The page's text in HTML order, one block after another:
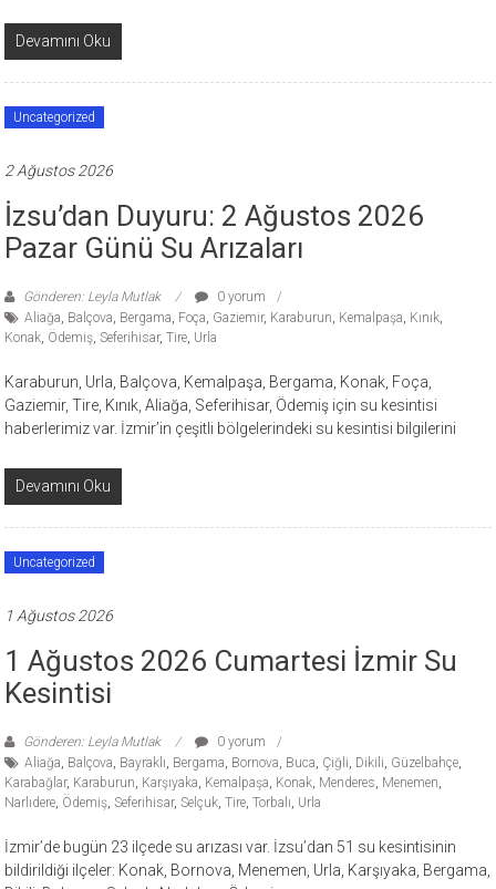
Devamını Oku
Uncategorized
2 Ağustos 2026
İzsu’dan Duyuru: 2 Ağustos 2026
Pazar Günü Su Arızaları
Gönderen: Leyla Mutlak
0 yorum
Aliağa, Balçova, Bergama, Foça, Gaziemir, Karaburun, Kemalpaşa, Kınık,
Konak, Ödemiş,Seferihisar,Tire, Urla
Karaburun, Urla, Balçova, Kemalpaşa, Bergama, Konak, Foça,
Gaziemir, Tire, Kınık, Aliağa, Seferihisar, Ödemiş için su kesintisi
haberlerimiz var. İzmir’in çeşitli bölgelerindeki su kesintisi bilgilerini
Devamını Oku
Uncategorized
1 Ağustos 2026
1 Ağustos 2026 Cumartesi İzmir Su
Kesintisi
Gönderen: Leyla Mutlak
0 yorum
Aliağa, Balçova, Bayraklı, Bergama, Bornova, Buca, Çiğli, Dikili, Güzelbahçe,
Karabağlar, Karaburun, Karşıyaka, Kemalpaşa, Konak, Menderes, Menemen,
Narlıdere, Ödemiş,Seferihisar,Selçuk,Tire,Torbalı, Urla
İzmir’de bugün 23 ilçede su arızası var. İzsu’dan 51 su kesintisinin
bildirildiği ilçeler: Konak, Bornova, Menemen, Urla, Karşıyaka, Bergama,